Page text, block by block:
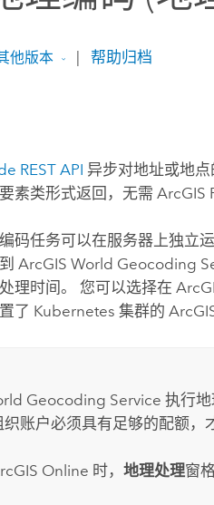
础设施管理 联系我们
他版本 帮助归档
REST API 异步对地址或地
素类形式返回，无需ArcGIS
码任务可以在服务器上独立
ArcGIS World Geocoding
理时间。 您可以选择在
了 Kubernetes 集群的
Geocoding Service 执行
账户必须具有足够的配额，
Online 时， 地理处理窗